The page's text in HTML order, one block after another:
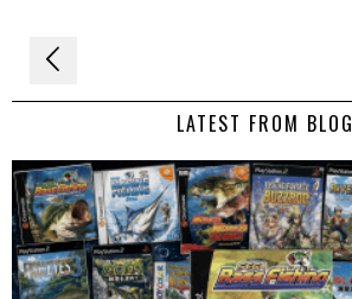
Navigation
de LATEST FROM BLOG